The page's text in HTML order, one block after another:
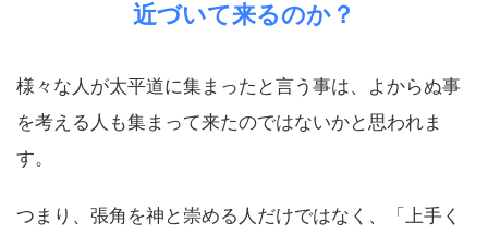
近づいて来るのか？
様々な人が太平道に集まったと言う事は、よからぬ事
を考える人も集まって来たのではないかと思われま
す。
つまり、張角を神と崇める人だけではなく、「上手く